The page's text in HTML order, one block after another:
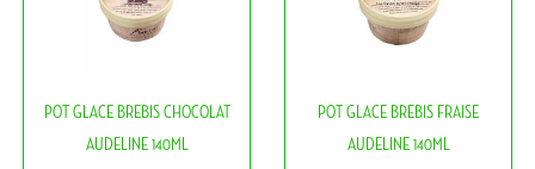
POT GLACE BREBIS CHOCOLAT
AUDELINE 140ML
POT GLACE BREBIS FRAISE
AUDELINE 140ML